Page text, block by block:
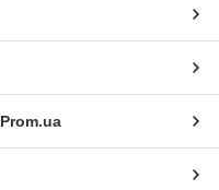
Prom.ua